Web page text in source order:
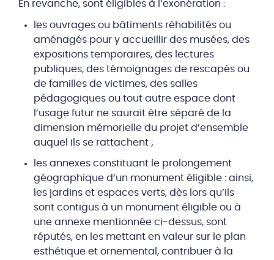
En revanche, sont éligibles à l’exonération :
les ouvrages ou bâtiments réhabilités ou
aménagés pour y accueillir des musées, des
expositions temporaires, des lectures
publiques, des témoignages de rescapés ou
de familles de victimes, des salles
pédagogiques ou tout autre espace dont
l’usage futur ne saurait être séparé de la
dimension mémorielle du projet d’ensemble
auquel ils se rattachent ;
les annexes constituant le prolongement
géographique d’un monument éligible : ainsi,
les jardins et espaces verts, dès lors qu’ils
sont contigus à un monument éligible ou à
une annexe mentionnée ci-dessus, sont
réputés, en les mettant en valeur sur le plan
esthétique et ornemental, contribuer à la